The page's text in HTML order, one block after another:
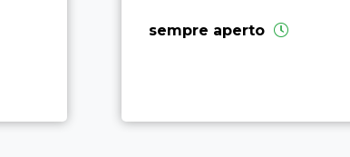
sempre aperto